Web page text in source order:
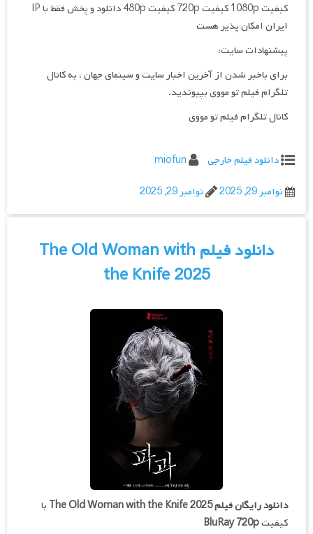
کیفیت 1080p کیفیت 720p کیفیت 480p دانلود و پخش فقط با IP
ایران امکان پذیر هست
پیشنهادات سایت:
برای باخبر شدن از آخرین اخبار سایت و سینمای جهان ، به کانال
تلگرام فیلم تو مووی بپیوندید.
کانال تلگرام فیلم تو مووی
دانلود فیلم خارجی
miofun
نوامبر 29, 2025
نوامبر 29, 2025
دانلود فیلم The Old Woman with
the Knife 2025
دانلود رایگان فیلمThe Old Woman with the Knife 2025 با
کیفیتBluRay 720p